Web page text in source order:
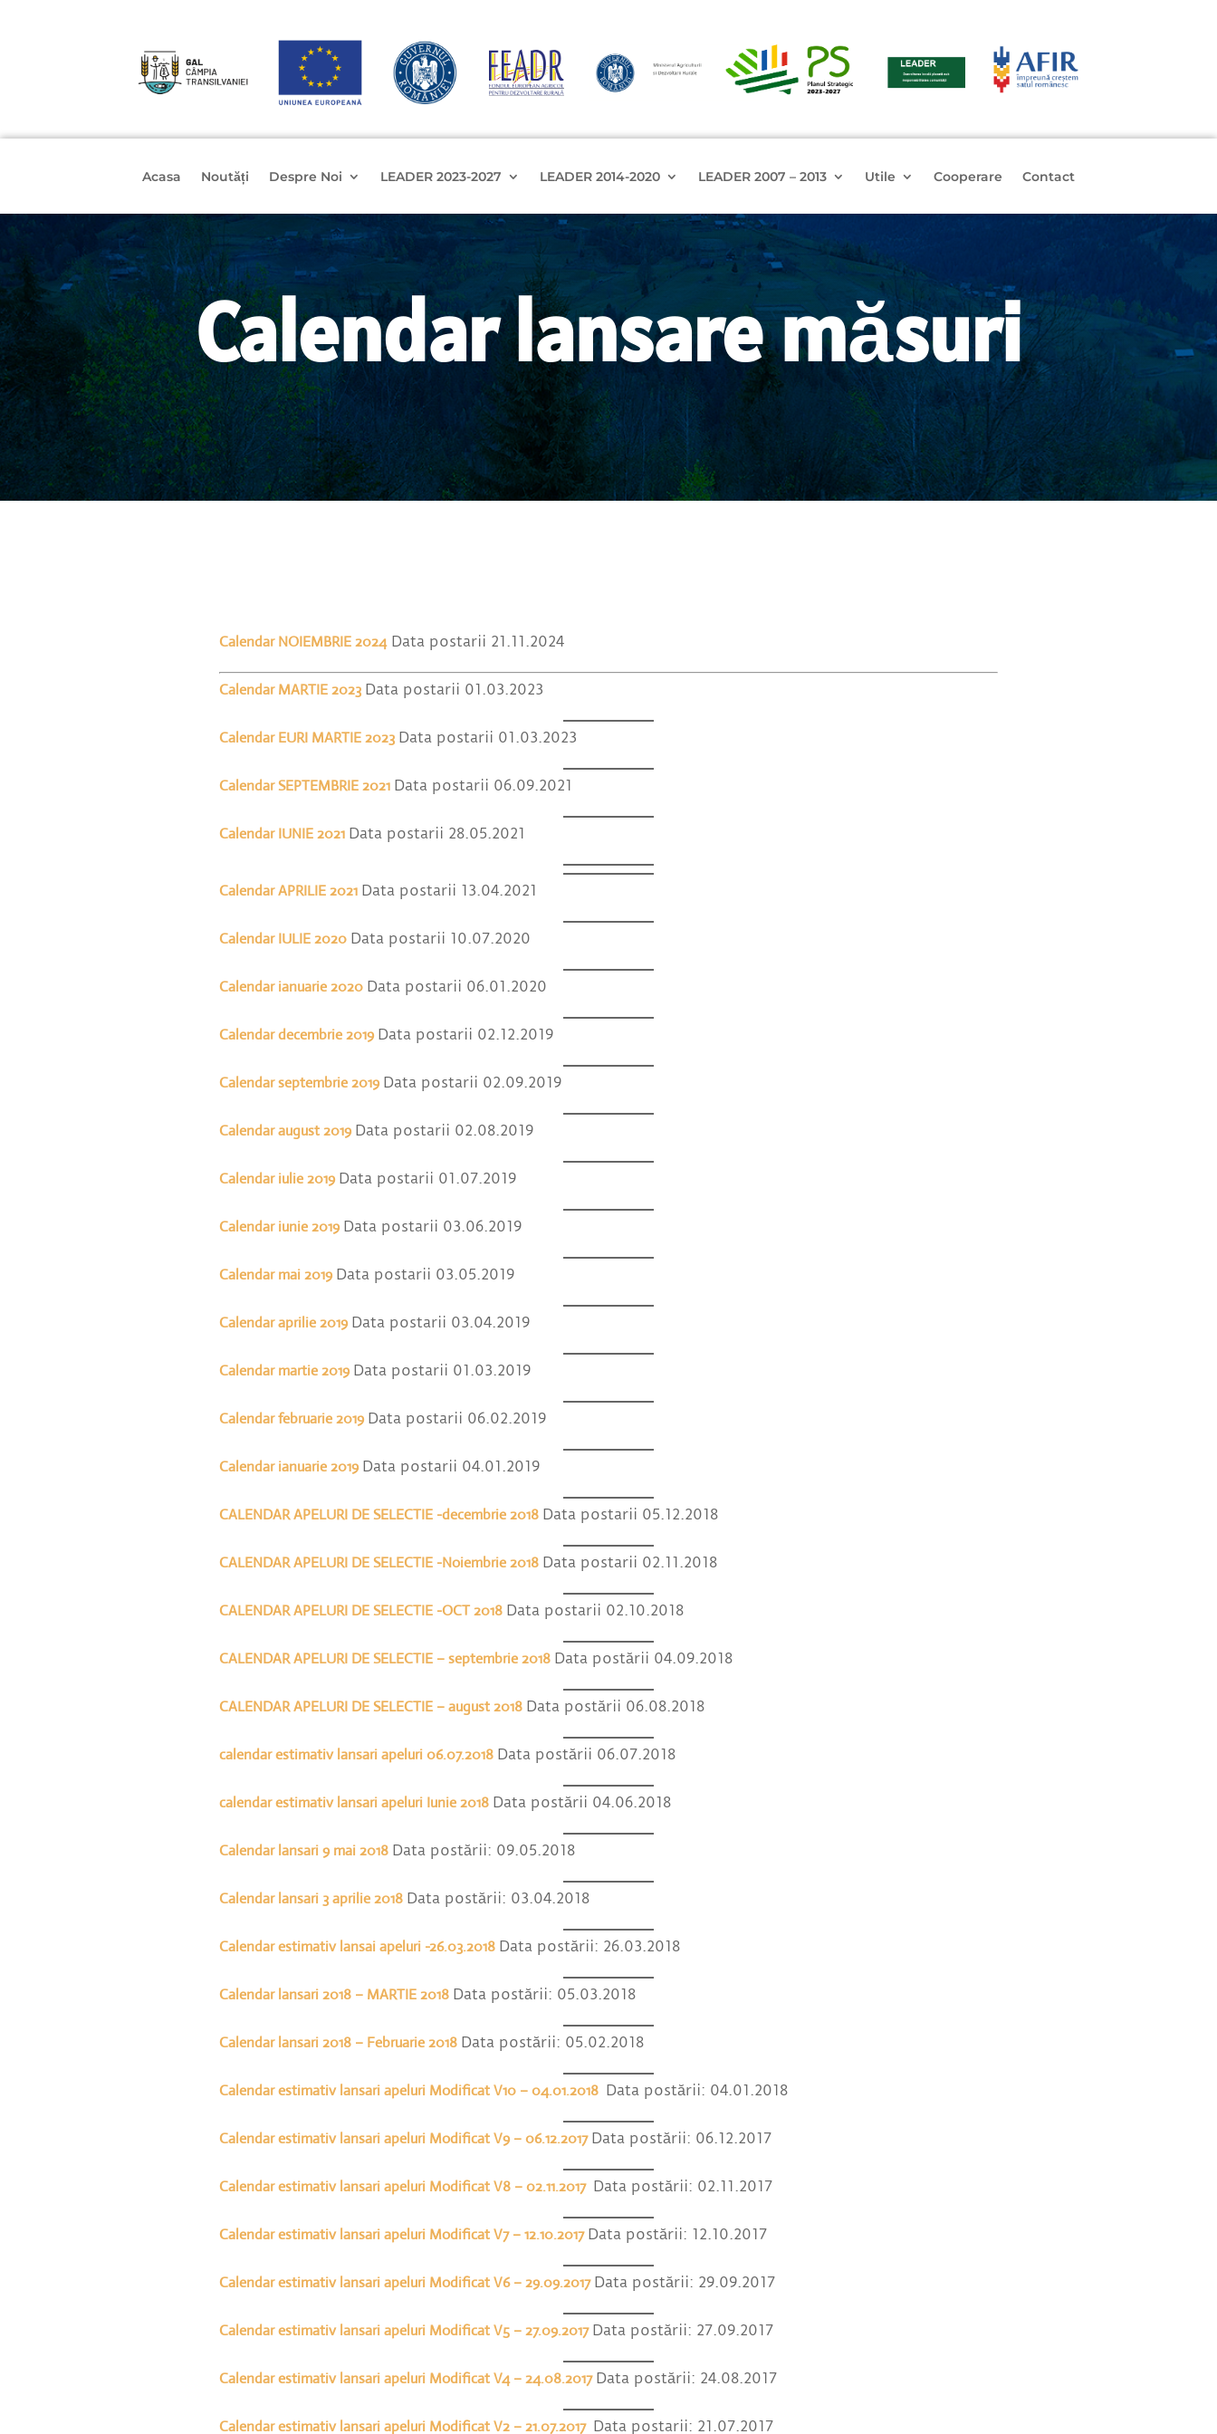
Acasa Noutăți Despre Noi LEADER 2023-2027 LEADER 2014-2020 LEADER 2007 – 2013 Utile Cooperare Contact
Calendar lansare măsuri
Calendar NOIEMBRIE 2024Data postarii 21.11.2024
Calendar MARTIE 2023 Data postarii 01.03.2023
Calendar EURI MARTIE 2023 Data postarii 01.03.2023
Calendar SEPTEMBRIE 2021 Data postarii 06.09.2021
Calendar IUNIE 2021 Data postarii 28.05.2021
Calendar APRILIE 2021 Data postarii 13.04.2021
Calendar IULIE 2020 Data postarii 10.07.2020
Calendar ianuarie 2020 Data postarii 06.01.2020
Calendar decembrie 2019 Data postarii 02.12.2019
Calendar septembrie 2019 Data postarii 02.09.2019
Calendar august 2019 Data postarii 02.08.2019
Calendar iulie 2019 Data postarii 01.07.2019
Calendar iunie 2019 Data postarii 03.06.2019
Calendar mai 2019 Data postarii 03.05.2019
Calendar aprilie 2019 Data postarii 03.04.2019
Calendar martie 2019 Data postarii 01.03.2019
Calendar februarie 2019 Data postarii 06.02.2019
Calendar ianuarie 2019 Data postarii 04.01.2019
CALENDAR APELURI DE SELECTIE -decembrie 2018Data postarii 05.12.2018
CALENDAR APELURI DE SELECTIE -Noiembrie 2018Data postarii 02.11.2018
CALENDAR APELURI DE SELECTIE -OCT 2018Data postarii 02.10.2018
CALENDAR APELURI DE SELECTIE – septembrie 2018Data postării 04.09.2018
CALENDAR APELURI DE SELECTIE – august 2018Data postării 06.08.2018
calendar estimativ lansari apeluri 06.07.2018Data postării 06.07.2018
calendar estimativ lansari apeluri Iunie 2018Data postării 04.06.2018
Calendar lansari 9 mai 2018Data postării: 09.05.2018
Calendar lansari 3 aprilie 2018Data postării: 03.04.2018
Calendar estimativ lansai apeluri -26.03.2018 Data postării: 26.03.2018
Calendar lansari 2018 – MARTIE 2018 Data postării: 05.03.2018
Calendar lansari 2018 – Februarie 2018 Data postării: 05.02.2018
Calendar estimativ lansari apeluri Modificat V10 – 04.01.2018Data postării: 04.01.2018
Calendar estimativ lansari apeluri Modificat V9 – 06.12.2017Data postării: 06.12.2017
Calendar estimativ lansari apeluri Modificat V8 – 02.11.2017 Data postării: 02.11.2017
Calendar estimativ lansari apeluri Modificat V7 – 12.10.2017Data postării: 12.10.2017
Calendar estimativ lansari apeluri Modificat V6 – 29.09.2017Data postării: 29.09.2017
Calendar estimativ lansari apeluri Modificat V5 – 27.09.2017Data postării: 27.09.2017
Calendar estimativ lansari apeluri Modificat V4 – 24.08.2017Data postării: 24.08.2017
Calendar estimativ lansari apeluri Modificat V2 – 21.07.2017Data postarii: 21.07.2017